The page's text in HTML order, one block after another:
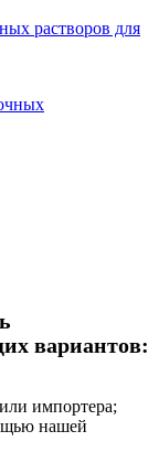
вариантов:
импортера;
нашей